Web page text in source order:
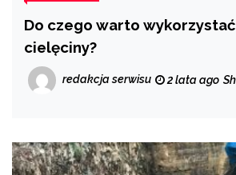
Do czego warto
cielęciny?
redakcja serwisu 2 lata ago